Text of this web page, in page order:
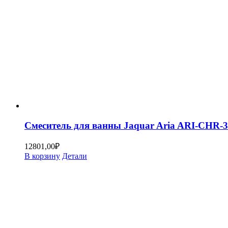
Смеситель для ванны Jaquar Aria ARI-CHR-
12801,00₽
В корзину Детали